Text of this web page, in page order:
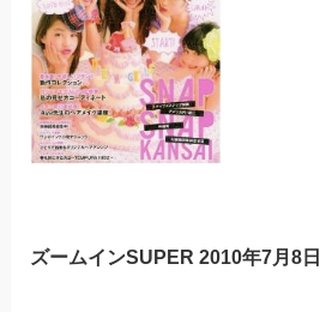
ズームインSUPER 2010年7月8日